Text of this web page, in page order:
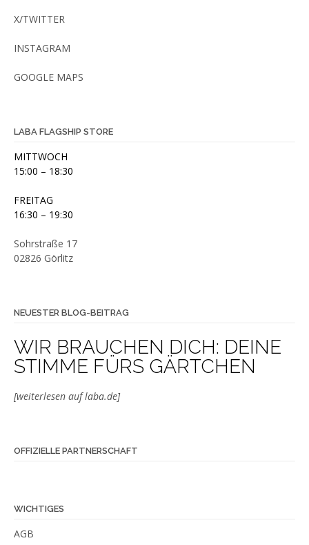
X/TWITTER
INSTAGRAM
GOOGLE MAPS
LABA FLAGSHIP STORE
MITTWOCH
15:00 – 18:30
FREITAG
16:30 – 19:30
Sohrstraße 17
02826 Görlitz
NEUESTER BLOG-BEITRAG
WIR BRAUCHEN DICH: DEINE
STIMME FÜRS GÄRTCHEN
[weiterlesen auf laba.de]
OFFIZIELLE PARTNERSCHAFT
WICHTIGES
AGB